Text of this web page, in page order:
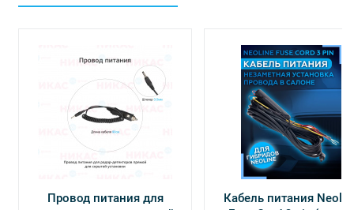
Провод питания для
Кабель питания